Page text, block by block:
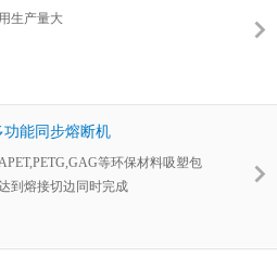
生产量大
功能同步熔断机
等环保材料吸塑包
到熔接切边同时完成